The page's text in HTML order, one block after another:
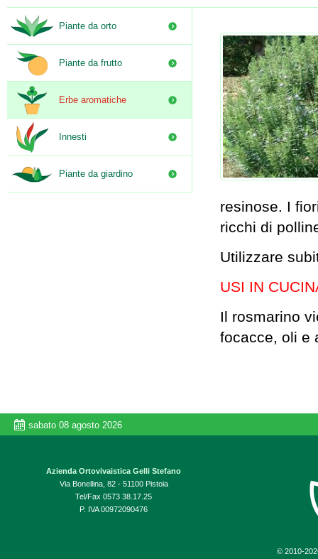
resinose. I
ricchi di
Utilizzare
USI IN
Il rosmarino
focacce, oli e
Piante da orto
Piante da frutto
Erbe aromatiche
Innesti
Piante da giardino
sabato 08 agosto 2026
Azienda Ortovivaistica Gelli Stefano
Via Bonellina, 82 - 51100 Pistoia
Tel/Fax 0573 38.17.25
P. IVA 00972090476
© 2010-